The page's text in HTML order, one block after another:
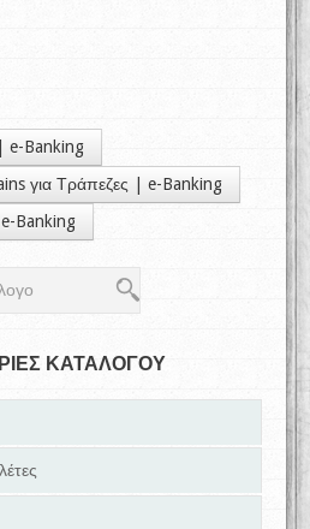
e-Banking
για Τράπεζες | e-Banking
Banking
ΚΑΤΑΛΟΓΟΥ